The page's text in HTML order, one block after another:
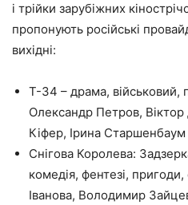
і трійки зарубіжних
пропонують російські
вихідні:
Т-34 – драма, військовий,
Олександр Петров,
Кіфер, Ірина Старшенбаум
Снігова Королева:
комедія, фентезі,
Іванова, Володимир